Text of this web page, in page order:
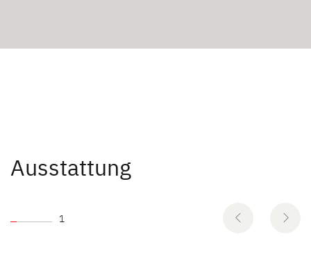
Ausstattung
1